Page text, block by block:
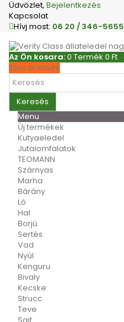
Üdvözlet, Bejelentkezés
Kapcsolat
Hívj most: 06 20 / 346-5655
Az Ön kosara:0 Termék 0 Ft‎
Your account
Keresés
Menu
Új termékek
Kutyaeledel
Jutalomfalatok
TEOMANN
Szárnyas
Marha
Bárány
Ló
Hal
Borjú
Sertés
Vad
Nyúl
Kenguru
Bivaly
Kecske
Strucc
Teve